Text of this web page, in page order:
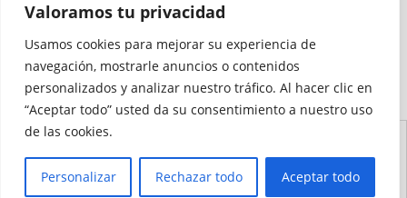
Valoramos tu privacidad
Usamos cookies para mejorar su experiencia de
navegación, mostrarle anuncios o contenidos
personalizados y analizar nuestro tráfico. Al hacer clic en
“Aceptar todo” usted da su consentimiento a nuestro uso
de las cookies.
Personalizar Rechazar todo Aceptar todo
Medio auditado por
Accesibilidad
Sitio
Cookies
Privacidad